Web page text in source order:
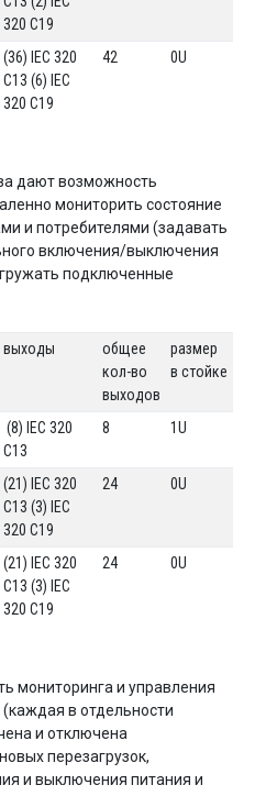
320 C19
(36) IEC 320
C13 (6) IEC
320 C19
42 0U
дают возможность
мониторить состояние
и потребителями (задавать
включения/выключения
подключенные
выходы
общее
кол-во
выходов
размер
в стойке
(8) IEC 320
C13
8 1U
(21) IEC 320
C13 (3) IEC
320 C19
24 0U
(21) IEC 320
C13 (3) IEC
320 C19
24 0U
мониторинга и управления
в отдельности
и отключена
перезагрузок,
и выключения питания и